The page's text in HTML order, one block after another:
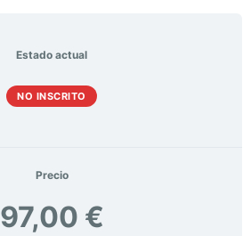
Estado actual
NO INSCRITO
Precio
97,00 €